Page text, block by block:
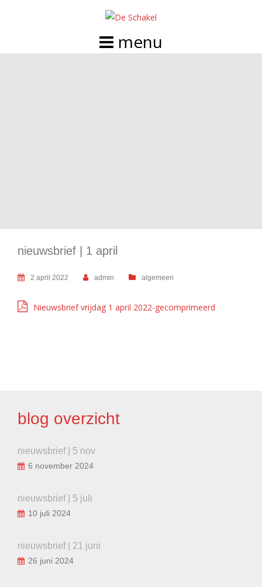
nieuwsbrief | 1 april
2 april 2022 admin algemeen
Nieuwsbrief vrijdag 1 april 2022-gecomprimeerd
blog overzicht
nieuwsbrief | 5 nov
6 november 2024
nieuwsbrief | 5 juli
10 juli 2024
nieuwsbrief | 21 juni
26 juni 2024